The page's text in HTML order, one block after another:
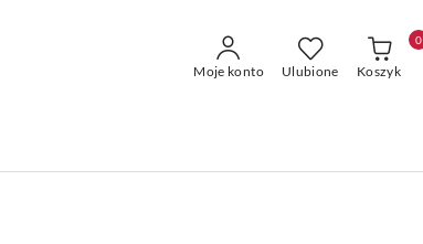
Moje konto Ulubione Koszyk
0